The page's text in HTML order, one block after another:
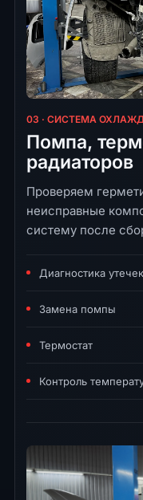
03 · СИСТЕМА
Помпа,
радиаторов
Проверяем
неисправные
систему после
Диагностика утечек
Замена помпы
Термостат
Контроль